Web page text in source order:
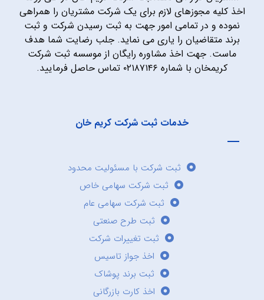
اخذ کلیه مجوزهای لازم برای یک شرکت مشتریان را همراهی
نموده و در تمامی امور جهت به ثبت رسیدن شرکت و ثبت
برند متقاضیان را یاری می نماید. جلب رضایت شما هدف
ماست. جهت اخذ مشاوره رایگان از موسسه ثبت شرکت
کریمخان با شماره ۰۲۱۸۷۱۴۶ تماس حاصل فرمایید.
خدمات ثبت شرکت کریم خان
ثبت شرکت با مسئولیت محدود
ثبت شرکت سهامی خاص
ثبت شرکت سهامی عام
ثبت طرح صنعتی
ثبت تغییرات شرکت
اخذ جواز تاسیس
ثبت برند پوشاک
اخذ کارت بازرگانی